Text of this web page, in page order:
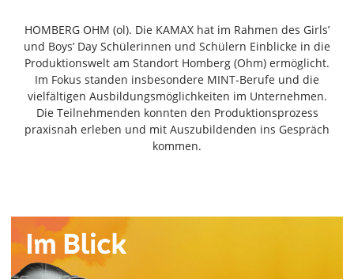
Feldatal
Freiensteinau
Gemünden
Grebenau
Grebenhain
Herbstein
Schwalmtal
Ulrichstein
Wartenberg
HOMBERG OHM (ol). Die KAMAX hat im Rahmen des Girls’
und Boys’ Day Schülerinnen und Schülern Einblicke in die
Produktionswelt am Standort Homberg (Ohm) ermöglicht.
Im Fokus standen insbesondere MINT-Berufe und die
vielfältigen Ausbildungsmöglichkeiten im Unternehmen.
Die Teilnehmenden konnten den Produktionsprozess
praxisnah erleben und mit Auszubildenden ins Gespräch
kommen.